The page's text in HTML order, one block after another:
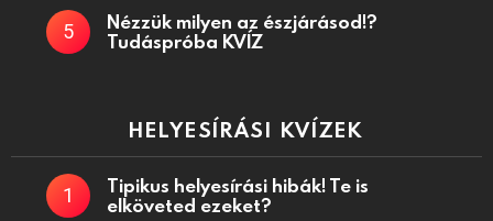
Nézzük milyen az észjárásod!?
Tudáspróba KVÍZ
HELYESÍRÁSI KVÍZEK
Tipikus helyesírási hibák! Te is
elköveted ezeket?